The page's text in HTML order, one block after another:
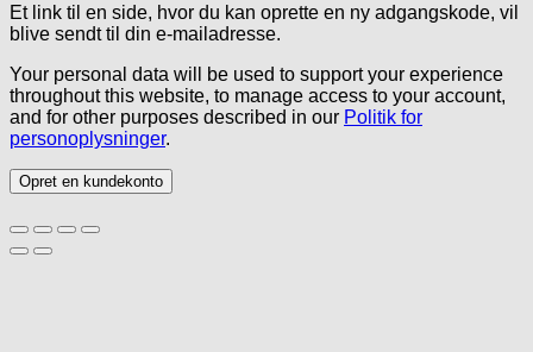
Et link til en side, hvor du kan oprette en ny adgangskode, vil
blive sendt til din e-mailadresse.
Your personal data will be used to support your experience
throughout this website, to manage access to your account,
and for other purposes described in our Politik for
personoplysninger.
Opret en kundekonto